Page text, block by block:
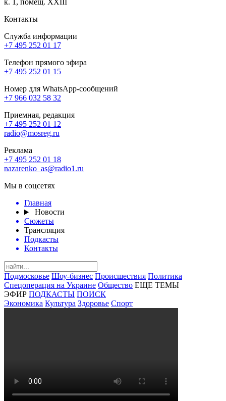
к. 1, помещ. XXIII
Контакты
Служба информации
+7 495 252 01 17
Телефон прямого эфира
+7 495 252 01 15
Номер для WhatsApp-сообщений
+7 966 032 58 32
Приемная, редакция
+7 495 252 01 12
radio@mosreg.ru
Реклама
+7 495 252 01 18
nazarenko_as@radio1.ru
Мы в соцсетях
Главная
Новости
Сюжеты
Трансляция
Подкасты
Контакты
Подмосковье Шоу-бизнес Происшествия Политика
Спецоперация на Украине Общество ЕЩЕ ТЕМЫ
ЭФИР ПОДКАСТЫ ПОИСК
Экономика Культура Здоровье Спорт